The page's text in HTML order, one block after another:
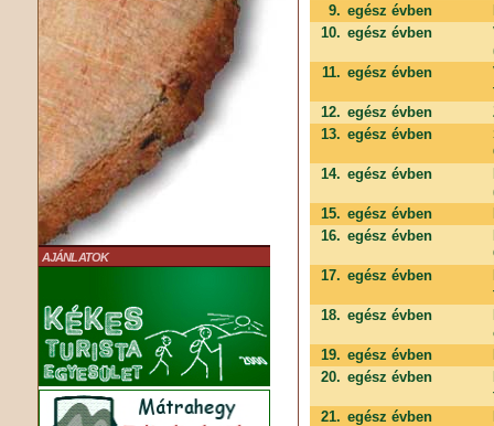
AJÁNLATOK
9. egész évben
10. egész évben
11. egész évben
12. egész évben
13. egész évben
14. egész évben
15. egész évben
16. egész évben
17. egész évben
18. egész évben
19. egész évben
20. egész évben
21. egész évben